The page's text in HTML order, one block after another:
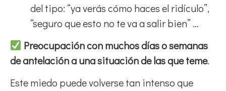
del tipo: “ya verás cómo haces el ridículo”,
“seguro que esto no te va a salir bien” …
Preocupación con muchos días o semanas
de antelación a una situación de las que teme.
Este miedo puede volverse tan intenso que